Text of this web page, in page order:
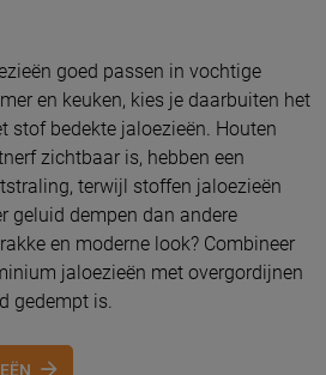
goed passen in vochtige
en keuken, kies je daarbuiten het
stof bedekte jaloezieën. Houten
zichtbaar is, hebben een
terwijl stoffen jaloezieën
geluid dempen dan andere
en moderne look? Combineer
jaloezieën met overgordijnen
gedempt is.